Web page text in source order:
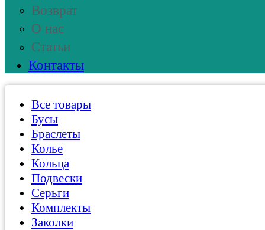
Возврат
О нас
Статьи
Контакты
Все товары
Бусы
Браслеты
Колье
Кольца
Подвески
Серьги
Комплекты
Заколки